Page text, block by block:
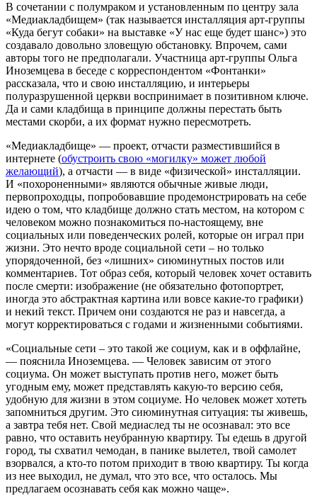
В сочетании с полумраком и установленным по центру зала
«Медиакладбищем» (так называется инсталляция арт-группы
«Куда бегут собаки» на выставке «У нас еще будет шанс») это
создавало довольно зловещую обстановку. Впрочем, сами
авторы того не предполагали. Участница арт-группы Ольга
Иноземцева в беседе с корреспондентом «Фонтанки»
рассказала, что и свою инсталляцию, и интерьеры
полуразрушенной церкви воспринимает в позитивном ключе.
Да и сами кладбища в принципе должны перестать быть
местами скорби, а их формат нужно пересмотреть.
«Медиакладбище» — проект, отчасти разместившийся в
интернете (обустроить свою «могилку» может любой
желающий), а отчасти — в виде «физической» инсталляции.
И «похороненными» являются обычные живые люди,
первопроходцы, попробовавшие продемонстрировать на себе
идею о том, что кладбище должно стать местом, на котором с
человеком можно познакомиться по-настоящему, вне
социальных или поведенческих ролей, которые он играл при
жизни. Это нечто вроде социальной сети – но только
упорядоченной, без «лишних» сиюминутных постов или
комментариев. Тот образ себя, который человек хочет оставить
после смерти: изображение (не обязательно фотопортрет,
иногда это абстрактная картина или вовсе какие-то графики)
и некий текст. Причем они создаются не раз и навсегда, а
могут корректироваться с годами и жизненными событиями.
«Социальные сети – это такой же социум, как и в оффлайне,
— пояснила Иноземцева. — Человек зависим от этого
социума. Он может выступать против него, может быть
угодным ему, может представлять какую-то версию себя,
удобную для жизни в этом социуме. Но человек может хотеть
запомниться другим. Это сиюминутная ситуация: ты живешь,
а завтра тебя нет. Свой медиаслед ты не осознавал: это все
равно, что оставить неубранную квартиру. Ты едешь в другой
город, ты схватил чемодан, в панике вылетел, твой самолет
взорвался, а кто-то потом приходит в твою квартиру. Ты когда
из нее выходил, не думал, что это все, что осталось. Мы
предлагаем осознавать себя как можно чаще».